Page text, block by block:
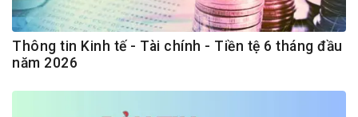
Thông tin Kinh tế - Tài chính - Tiền tệ 6 tháng đầu
năm 2026